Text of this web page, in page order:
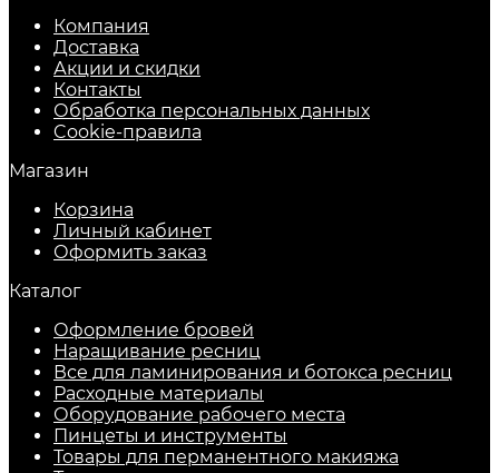
Компания
Доставка
Акции и скидки
Контакты
Обработка персональных данных
Cookie-правила
Магазин
Корзина
Личный кабинет
Оформить заказ
Каталог
Оформление бровей
Наращивание ресниц
Все для ламинирования и ботокса ресниц
Расходные материалы
Оборудование рабочего места
Пинцеты и инструменты
Товары для перманентного макияжа